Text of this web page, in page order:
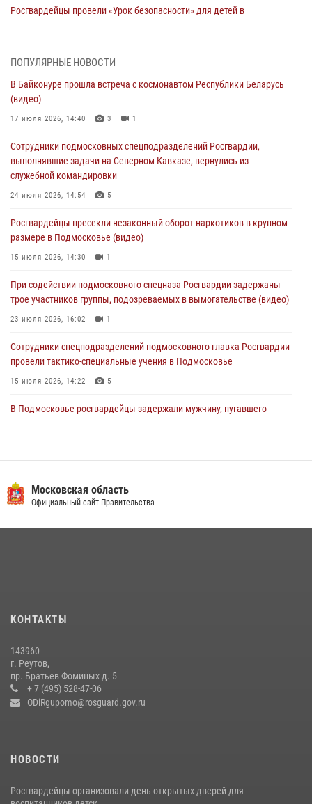
Росгвардейцы провели «Урок безопасности» для детей в
подозреваемые в организации незаконной миграции и
изготовлении поддельных документов (видео)
05 августа 2026, 15:48
Сотрудники спецподразделения подмосковного главка Росгвардии
отработали навыки огневой подготовки на комплексных учениях
04 августа 2026, 12:21
сигналам «Тревога» с охраняемых объектов в Подмосковье
04 августа 2026, 12:15
(видео)
03 августа 2026, 15:32
ПОПУЛЯРНЫЕ НОВОСТИ
В Байконуре прошла встреча с космонавтом Республики Беларусь
(видео)
17 июля 2026, 14:40 3 1
Сотрудники подмосковных спецподразделений Росгвардии,
выполнявшие задачи на Северном Кавказе, вернулись из
служебной командировки
24 июля 2026, 14:54 5
Росгвардейцы пресекли незаконный оборот наркотиков в крупном
размере в Подмосковье (видео)
15 июля 2026, 14:30 1
При содействии подмосковного спецназа Росгвардии задержаны
трое участников группы, подозреваемых в вымогательстве (видео)
23 июля 2026, 16:02 1
Сотрудники спецподразделений подмосковного главка Росгвардии
провели тактико-специальные учения в Подмосковье
15 июля 2026, 14:22 5
В Подмосковье росгвардейцы задержали мужчину, пугавшего
федеральном розыске (видео)
22 июля 2026, 14:15 1
18 июля 2026, 07:03
сотрудников спецподразделений в преодолении полосы
препятствий со стрельбой
14 июля 2026, 15:13
Московская область
Официальный сайт Правительства
КОНТАКТЫ
143960
г. Реутов,
пр. Братьев Фоминых д. 5
+ 7 (495) 528-47-06
ODiRgupomo@rosguard.gov.ru
НОВОСТИ
Росгвардейцы организовали день открытых дверей для